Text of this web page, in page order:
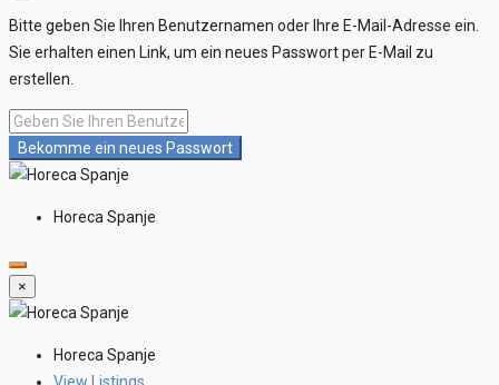
Bitte geben Sie Ihren Benutzernamen oder Ihre E-Mail-Adresse ein.
Sie erhalten einen Link, um ein neues Passwort per E-Mail zu
erstellen.
Bekomme ein neues Passwort
Horeca Spanje
×
Horeca Spanje
View Listings